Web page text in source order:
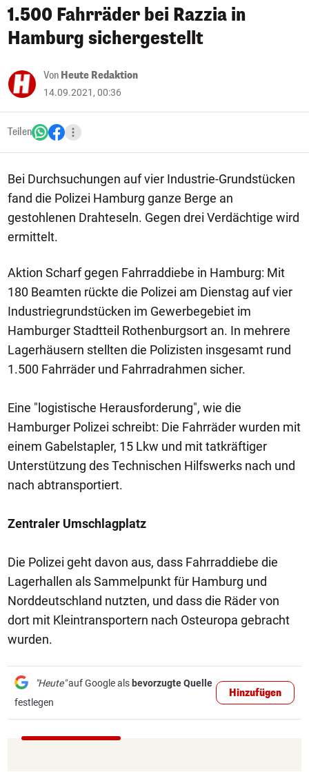
1.500 Fahrräder bei Razzia in
Hamburg sichergestellt
Von Heute Redaktion
14.09.2021, 00:36
Teilen
Bei Durchsuchungen auf vier Industrie-Grundstücken
fand die Polizei Hamburg ganze Berge an
gestohlenen Drahteseln. Gegen drei Verdächtige wird
ermittelt.
Aktion Scharf gegen Fahrraddiebe in Hamburg: Mit
180 Beamten rückte die Polizei am Dienstag auf vier
Industriegrundstücken im Gewerbegebiet im
Hamburger Stadtteil Rothenburgsort an. In mehrere
Lagerhäusern stellten die Polizisten insgesamt rund
1.500 Fahrräder und Fahrradrahmen sicher.
Eine "logistische Herausforderung", wie die
Hamburger Polizei schreibt: Die Fahrräder wurden mit
einem Gabelstapler, 15 Lkw und mit tatkräftiger
Unterstützung des Technischen Hilfswerks nach und
nach abtransportiert.
Zentraler Umschlagplatz
Die Polizei geht davon aus, dass Fahrraddiebe die
Lagerhallen als Sammelpunkt für Hamburg und
Norddeutschland nutzten, und dass die Räder von
dort mit Kleintransportern nach Osteuropa gebracht
wurden.
"Heute"auf Google als bevorzugte Quelle
festlegen
Hinzufügen